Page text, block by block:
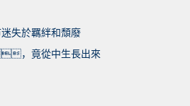
失於羈絆和頹廢
，竟從中生長出來